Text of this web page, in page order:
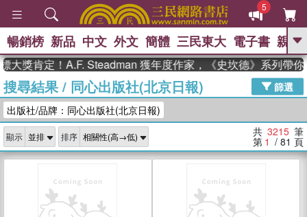
5
GO
熱搜： 東野圭吾 The Odyssey 、
父親節 、 如果歷史是一群喵 、 暑期
推薦 、
念華 、 台灣的李登輝時代 、 數學女
孩：黎曼猜想
偉大的迷走神經
暢銷榜 新品 中文 外文 簡體 三民東大 電子書 親子
肯定！A.F. Steadman 獲年度作家，《史坎德》系列帶你踏上
搜尋結果/ 同心出版社(北京日報)
篩選
出版社/品牌：同心出版社(北京日報)
顯示 排序 共 3215 筆
第 1 / 81 頁